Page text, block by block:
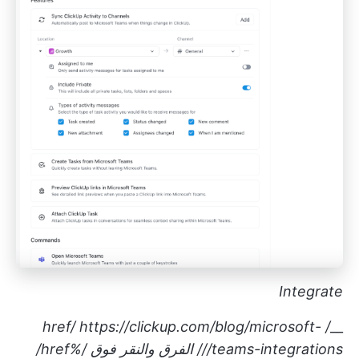
Integrate
__
/ href/
https://clickup.com/blog/microsoft-
teams-integrations///
الفرق والنقر فوق /%href/